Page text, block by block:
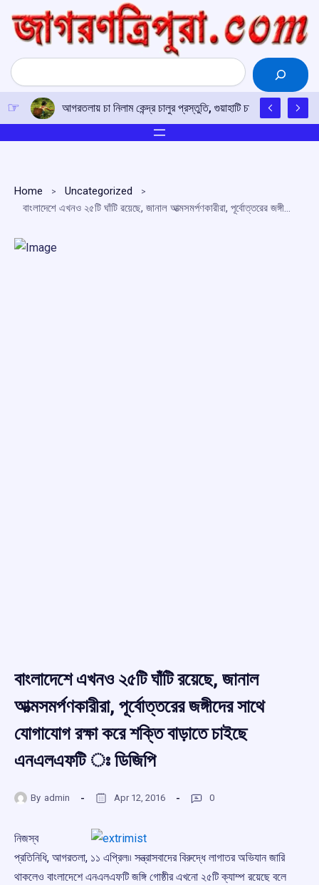
content
Search
আগরতলায় চা নিলাম কেন্দ্র চালুর প্রস্তুতি, গুয়াহাটি চা নিলাম কেন্দ্র
Home
Uncategorized
বাংলাদেশে এখনও ২৫টি ঘাঁটি রয়েছে, জানাল আত্মসমর্পণকারীরা, পূর্বোত্তরের জঙ্গীদের সাথে যোগাযোগ রক্ষা করে শক্তি বাড়াতে চাইছে এনএলএফটি ঃ ডিজিপি
বাংলাদেশে এখনও ২৫টি ঘাঁটি রয়েছে, জানাল
আত্মসমর্পণকারীরা, পূর্বোত্তরের জঙ্গীদের সাথে
যোগাযোগ রক্ষা করে শক্তি বাড়াতে চাইছে
এনএলএফটি ঃ ডিজিপি
By admin Apr 12, 2016 0
নিজস্ব
প্রতিনিধি, আগরতলা, ১১ এপ্রিল৷৷ সন্ত্রাসবাদের বিরুদ্ধে লাগাতর অভিযান জারি
থাকলেও বাংলাদেশে এনএলএফটি জঙ্গি গোষ্ঠীর এখনো ২৫টি ক্যাম্প রয়েছে বলে